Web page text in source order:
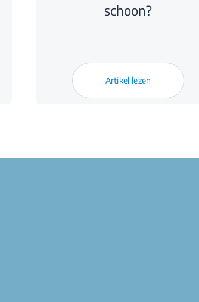
schoon?
Artikel lezen